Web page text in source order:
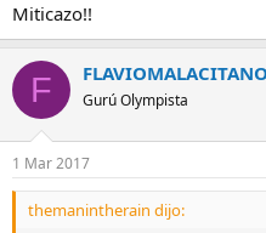
Miticazo!!
F FLAVIOMALACITANO
Gurú Olympista
1 Mar 2017
themanintherain dijo: